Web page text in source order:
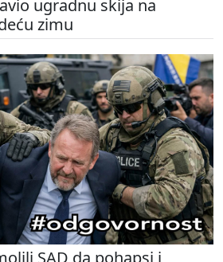
ugradnu skija na
zimu
SAD da pohapsi i